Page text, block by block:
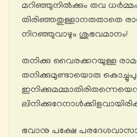
മറിഞ്ഞുനിൽക്കും തവ
തിരിഞ്ഞതുള്ളാനരുതാതെ
നിറഞ്ഞുവാഴും ശുഭവമാനം!
തനിക്കു വൈരക്കറയുള്ള
തനിക്കുമുണ്ടായൊരു
ഭവാനു പക്ഷേ